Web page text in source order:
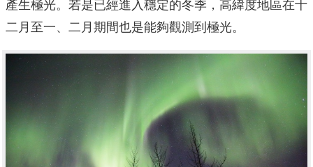
產生極光。若是已經進入穩定的冬季，高緯度地區在十
二月至一、二月期間也是能夠觀測到極光。